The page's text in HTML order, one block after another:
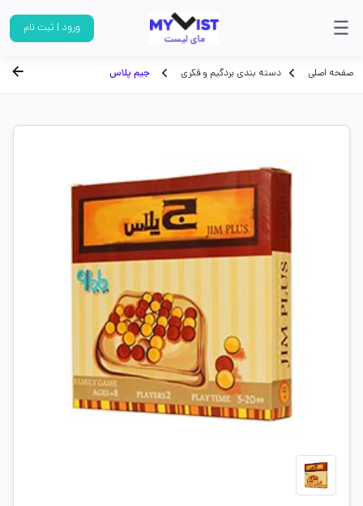
ورود | ثبت نام
صفحه اصلی دسته بندی بردگیم و فکری جیم پلاس